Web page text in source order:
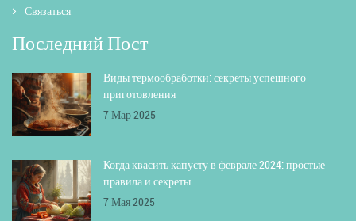
Связаться
Последний Пост
Виды термообработки: секреты успешного
приготовления
7 Мар 2025
Когда квасить капусту в феврале 2024: простые
правила и секреты
7 Мая 2025